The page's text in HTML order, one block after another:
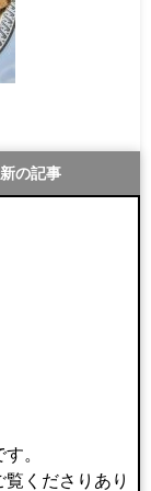
の記事
。
くださりあり